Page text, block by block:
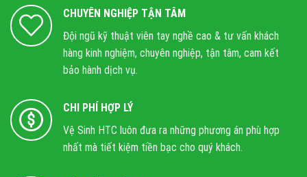
CHUYÊN NGHIỆP TẬN TÂM
Đội ngũ kỹ thuật viên tay nghề cao & tư vấn khách
hàng kinh nghiệm, chuyên nghiệp, tận tâm, cam kết
bảo hành dịch vụ.
CHI PHÍ HỢP LÝ
Vệ Sinh HTC luôn đưa ra những phương án phù hợp
nhất mà tiết kiệm tiền bạc cho quý khách.